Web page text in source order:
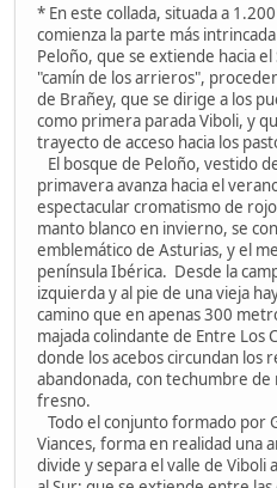
* En este collada, situada a
comienza la parte más
Peloño, que se extiende hacia
"camín de los arrieros",
de Brañey, que se dirige a los
como primera parada Viboli, y
trayecto de acceso hacia los
El bosque de Peloño, vestido
primavera avanza hacia el
espectacular cromatismo de
manto blanco en invierno, se
emblemático de Asturias, y el
península Ibérica. Desde la
izquierda y al pie de una vieja
camino que en apenas 300
majada colindante de Entre Los
donde los acebos circundan los
abandonada, con techumbre
fresno.
Todo el conjunto formado por
Viances, forma en realidad una
divide y separa el valle de